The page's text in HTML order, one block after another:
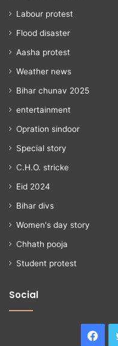
Labour protest
Flood disaster
Aasha protest
Weather news
Bihar chunav 2025
entertainment
Opration sindoor
Special story
C.H.O. stricke
Eid 2024
Bihar divs
Women's day story
Chhath pooja
Student protest
Social